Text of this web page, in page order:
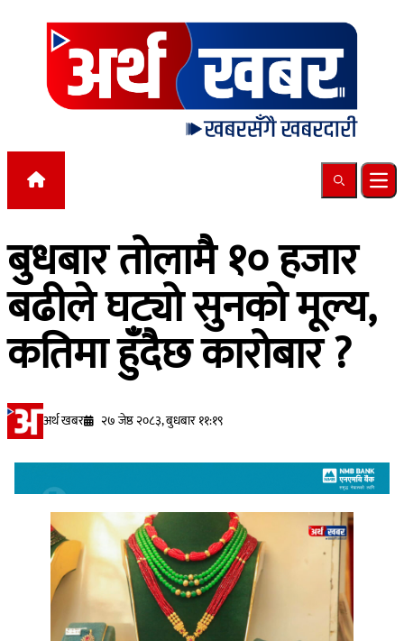
Skip to content
Search
बुधबार तोलामै १० हजार
बढीले घट्यो सुनको मूल्य,
कतिमा हुँदैछ कारोबार ?
अर्थ खबर २७ जेष्ठ २०८३, बुधबार ११:१९